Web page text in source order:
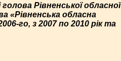
Рівненської обласної
«Рівненська обласна
го, з 2007 по 2010 рік та